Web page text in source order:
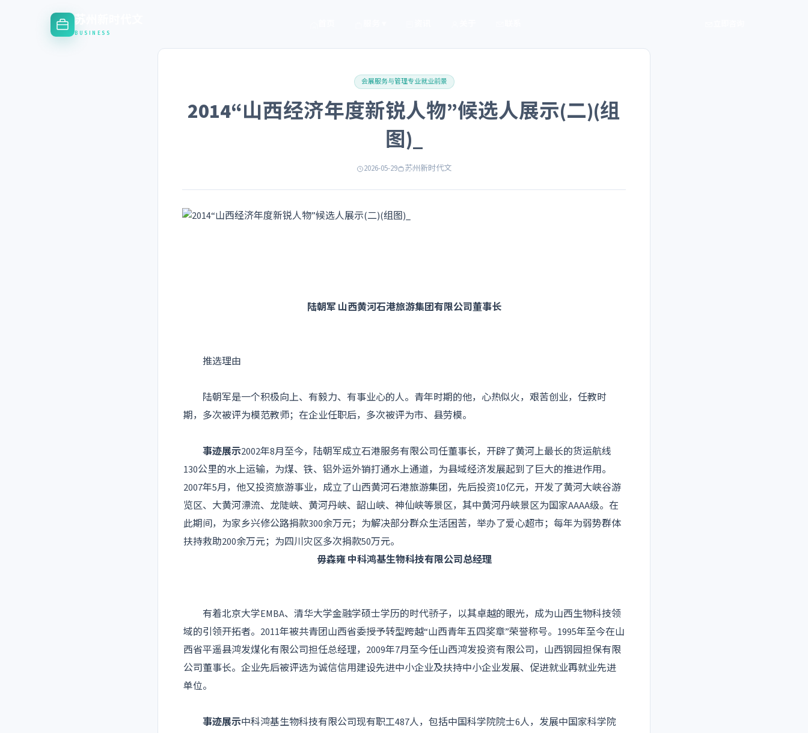
苏州新时代文
BUSINESS
会展服务与管理专业就业前景
2014“山西经济年度新锐人物”候选人展示(二)(组
图)_
2026-05-29 苏州新时代文
陆朝军 山西黄河石港旅游集团有限公司董事长
推选理由
陆朝军是一个积极向上、有毅力、有事业心的人。青年时期的他，心热似火，艰苦创业，任教时
期，多次被评为模范教师；在企业任职后，多次被评为市、县劳模。
事迹展示2002年8月至今，陆朝军成立石港服务有限公司任董事长，开辟了黄河上最长的货运航线
130公里的水上运输，为煤、铁、铝外运外销打通水上通道，为县域经济发展起到了巨大的推进作用。
2007年5月，他又投资旅游事业，成立了山西黄河石港旅游集团，先后投资10亿元，开发了黄河大峡谷游
览区、大黄河漂流、龙陡峡、黄河丹峡、韶山峡、神仙峡等景区，其中黄河丹峡景区为国家AAAA级。在
此期间，为家乡兴修公路捐款300余万元；为解决部分群众生活困苦，举办了爱心超市；每年为弱势群体
扶持救助200余万元；为四川灾区多次捐款50万元。
毋森雍 中科鸿基生物科技有限公司总经理
有着北京大学EMBA、清华大学金融学硕士学历的时代骄子，以其卓越的眼光，成为山西生物科技领
域的引领开拓者。2011年被共青团山西省委授予转型跨越“山西青年五四奖章”荣誉称号。1995年至今在山
西省平遥县鸿发煤化有限公司担任总经理，2009年7月至今任山西鸿发投资有限公司，山西钢园担保有限
公司董事长。企业先后被评选为诚信信用建设先进中小企业及扶持中小企业发展、促进就业再就业先进
单位。
事迹展示中科鸿基生物科技有限公司现有职工487人，包括中国科学院院士6人，发展中国家科学院